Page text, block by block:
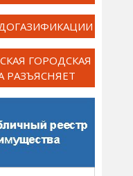
ГОРОДСКАЯ
РАЗЪЯСНЯЕТ